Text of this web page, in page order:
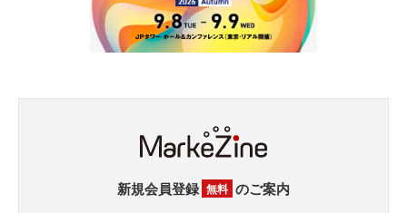
新規会員登録 無料 のご案内